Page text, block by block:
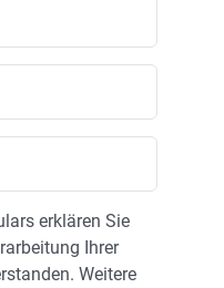
erklären Sie
Ihrer
Weitere